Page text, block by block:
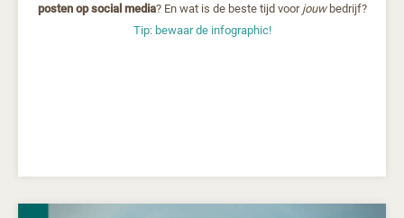
posten op social media? En wat is de beste tijd voor jouw bedrijf?
Tip: bewaar de infographic!